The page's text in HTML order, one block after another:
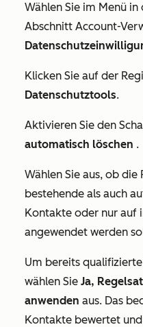
Wählen Sie im Menü
Abschnitt Account-
Klicken Sie auf der
Datenschutztools.
Aktivieren Sie den
automatisch löschen .
Wählen Sie aus, ob
bestehende als auch
Kontakte oder nur auf
angewendet werden
Um bereits
wählen Sie Ja,
anwenden aus. Das
Kontakte bewertet